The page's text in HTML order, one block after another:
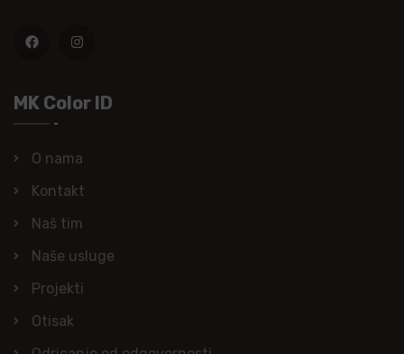
MK Color ID
O nama
Kontakt
Naš tim
Naše usluge
Projekti
Otisak